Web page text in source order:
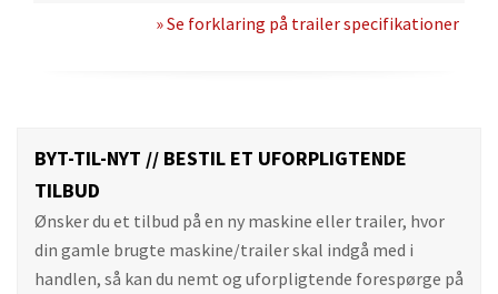
» Se forklaring på trailer specifikationer
BYT-TIL-NYT // BESTIL ET UFORPLIGTENDE
TILBUD
Ønsker du et tilbud på en ny maskine eller trailer, hvor
din gamle brugte maskine/trailer skal indgå med i
handlen, så kan du nemt og uforpligtende forespørge på